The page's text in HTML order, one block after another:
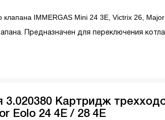
клапана IMMERGAS Mini 24 3E, Victrix 26,
Предназначен для переключения
3.020380 Картридж
Eolo 24 4E / 28 4E